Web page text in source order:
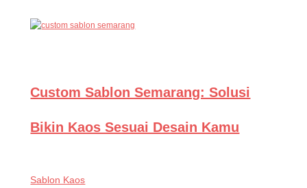
Custom Sablon Semarang: Solusi
Bikin Kaos Sesuai Desain Kamu
Sablon Kaos